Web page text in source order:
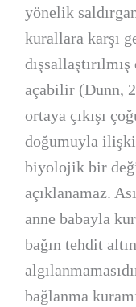
yönelik
kurallara karşı
açabilir (Dunn,
ortaya çıkışı
doğumuyla
biyolojik bir
açıklanamaz.
anne babayla
bağın tehdit
bağlanma